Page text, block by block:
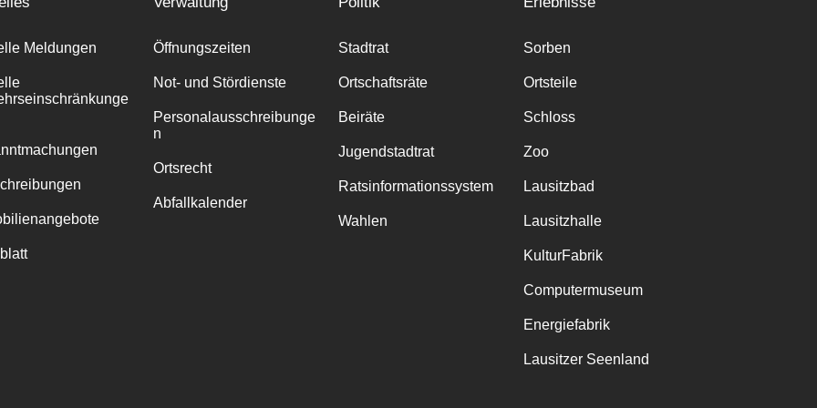
Meldungen Öffnungszeiten
Not- und Stördienste
Personalausschreibunge
n
Ortsrecht
Abfallkalender
Stadtrat
Ortschaftsräte
Beiräte
Jugendstadtrat
Ratsinformationssystem
Wahlen
Sorben
Ortsteile
Schloss
Zoo
Lausitzbad
Lausitzhalle
KulturFabrik
Computermuseum
Energiefabrik
Lausitzer Seenland